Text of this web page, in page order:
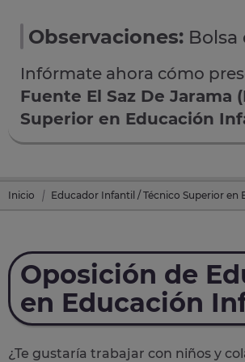
Observaciones: Bolsa
Infórmate ahora cómo
Fuente El Saz De Jarama
Superior en Educación
Inicio Educador Infantil / Técnico Superior en
Oposición de
en Educación
¿Te gustaría trabajar con niños y